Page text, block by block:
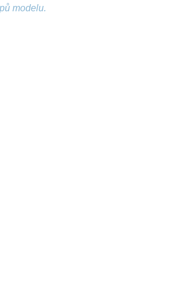
modelu.